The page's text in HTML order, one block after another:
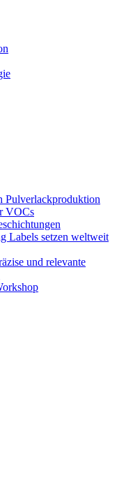
VOCs
Labels setzen weltweit
und relevante